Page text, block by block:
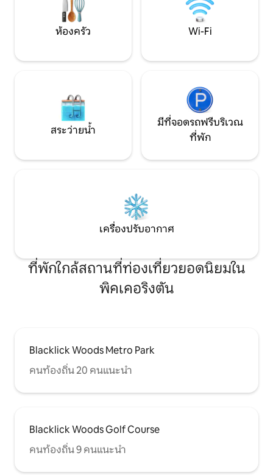
พิถีพิถันเพื่อการเข้าพักที่สะดวกสบาย
เงียบสงบในแบบขอ
ห้องครัว Wi-Fi
สระว่ายน้ำ
มีที่จอดรถฟรีบริเวณ
ที่พัก
เครื่องปรับอากาศ
ที่พักใกล้สถานที่ท่องเที่ยวยอดนิยมใน
พิคเคอริงตัน
Blacklick Woods Metro Park
คนท้องถิ่น 20 คนแนะนำ
Blacklick Woods Golf Course
คนท้องถิ่น 9 คนแนะนำ